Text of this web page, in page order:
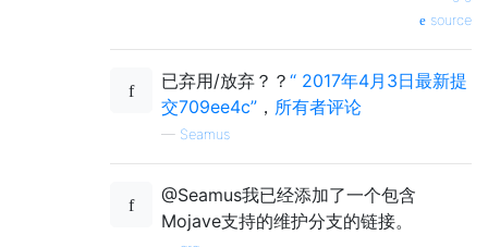
source
已弃用/放弃？？ “ 2017年4月3日最新提
交709ee4c” ， 所有者评论
— Seamus
@Seamus我已经添加了一个包含
Mojave支持的维护分支的链接。